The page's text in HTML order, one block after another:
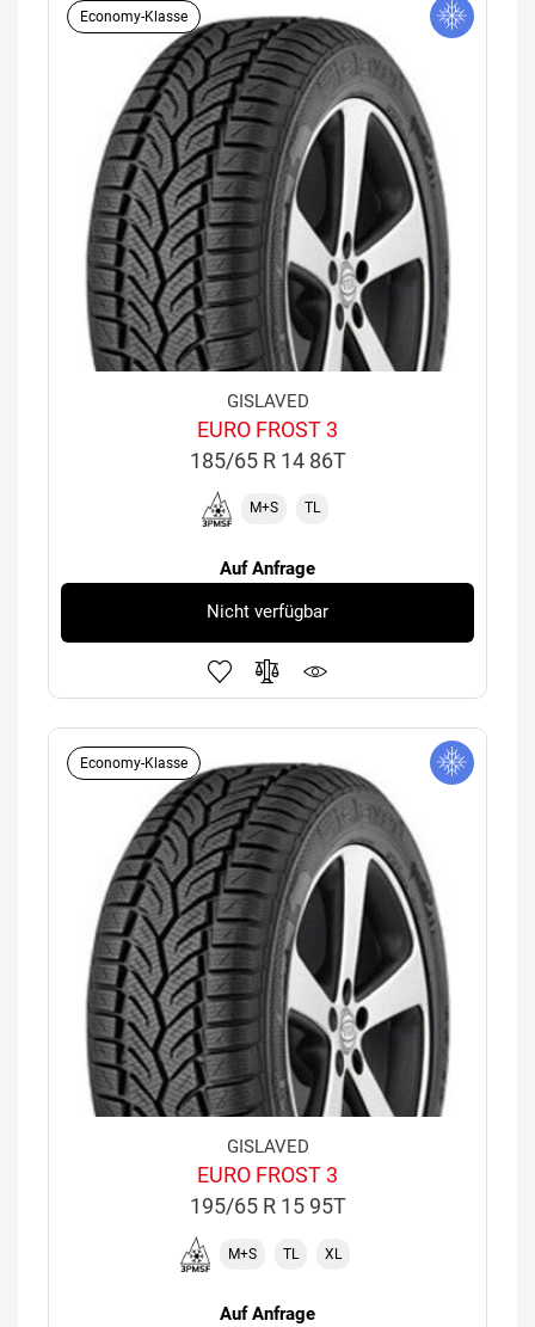
Economy-Klasse
GISLAVED
EURO FROST 3
185/65 R 14 86T
M+S TL
Auf Anfrage
Nicht verfügbar
Economy-Klasse
GISLAVED
EURO FROST 3
195/65 R 15 95T
M+S TL XL
Auf Anfrage